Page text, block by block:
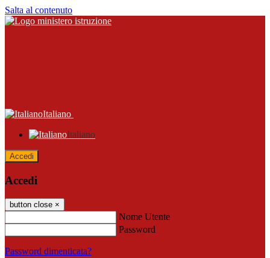
Salta al contenuto
Italiano
Italiano
Accedi
Accedi
button close ×
Nome Utente
Password
Password dimenticata?